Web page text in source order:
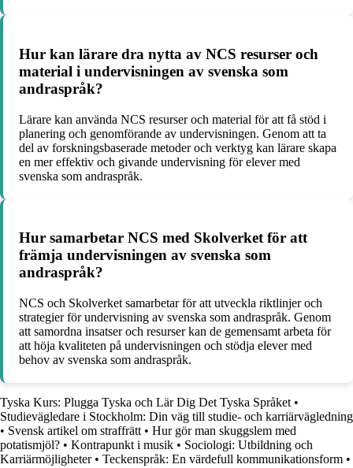
Hur kan lärare dra nytta av NCS resurser och
material i undervisningen av svenska som
andraspråk?
Lärare kan använda NCS resurser och material för att få stöd i
planering och genomförande av undervisningen. Genom att ta
del av forskningsbaserade metoder och verktyg kan lärare skapa
en mer effektiv och givande undervisning för elever med
svenska som andraspråk.
Hur samarbetar NCS med Skolverket för att
främja undervisningen av svenska som
andraspråk?
NCS och Skolverket samarbetar för att utveckla riktlinjer och
strategier för undervisning av svenska som andraspråk. Genom
att samordna insatser och resurser kan de gemensamt arbeta för
att höja kvaliteten på undervisningen och stödja elever med
behov av svenska som andraspråk.
Tyska Kurs: Plugga Tyska och Lär Dig Det Tyska Språket •
Studievägledare i Stockholm: Din väg till studie- och karriärvägledning
• Svensk artikel om straffrätt • Hur gör man skuggslem med
potatismjöl? • Kontrapunkt i musik • Sociologi: Utbildning och
Karriärmöjligheter• Teckenspråk: En värdefull kommunikationsform •